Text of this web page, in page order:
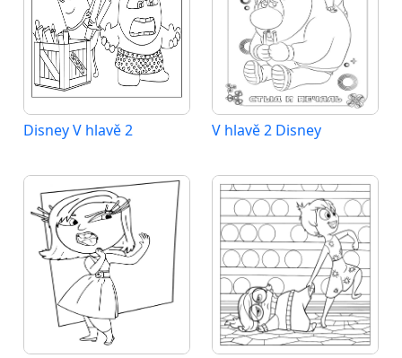
Disney V hlavě 2 V hlavě 2 Disney